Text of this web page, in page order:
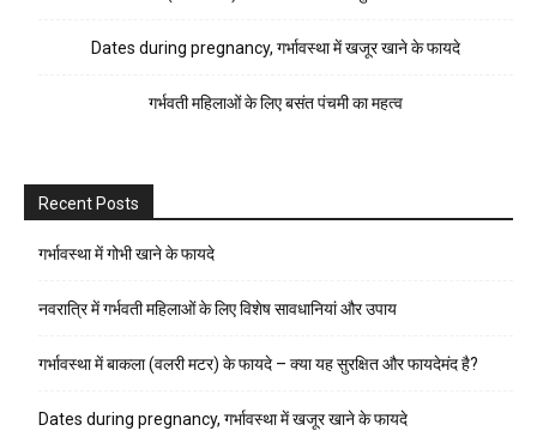
Dates during pregnancy, गर्भावस्था में खजूर खाने के फायदे
गर्भवती महिलाओं के लिए बसंत पंचमी का महत्व
Recent Posts
गर्भावस्था में गोभी खाने के फायदे
नवरात्रि में गर्भवती महिलाओं के लिए विशेष सावधानियां और उपाय
गर्भावस्था में बाकला (वलरी मटर) के फायदे – क्या यह सुरक्षित और फायदेमंद है?
Dates during pregnancy, गर्भावस्था में खजूर खाने के फायदे